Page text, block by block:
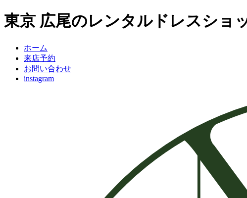
東京 広尾のレンタルドレスショ
ホーム
来店予約
お問い合わせ
instagram